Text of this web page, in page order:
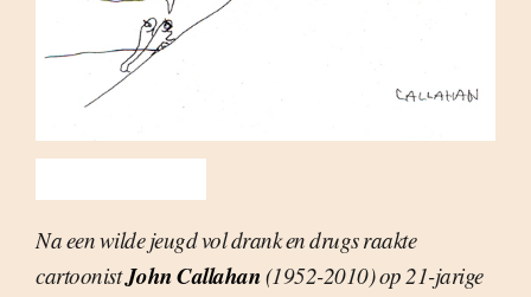
Na een wilde jeugd vol drank en drugs raakte
cartoonistJohn Callahan(1952-2010) op 21-jarige